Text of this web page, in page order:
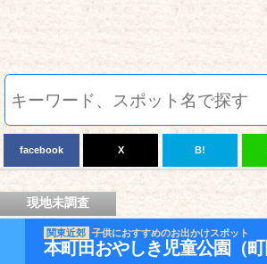
facebook X B!
現地未調査
関東近郊 子供におすすめのお出かけスポット
本町田おやしき児童公園（町